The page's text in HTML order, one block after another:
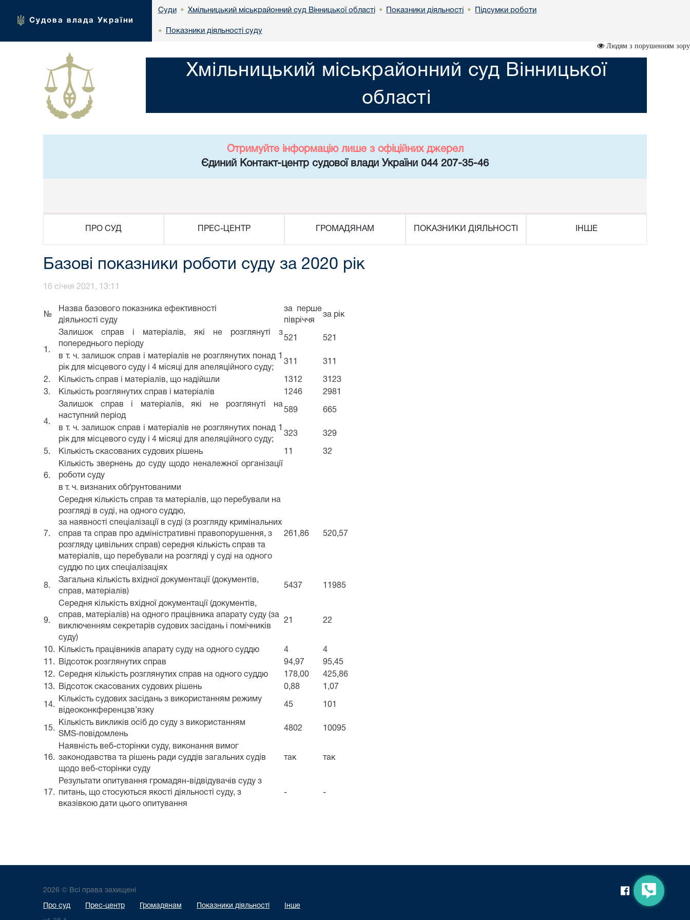
Судова влада України
Суди • Хмільницький міськрайонний суд Вінницької області • Показники діяльності • Підсумки роботи
• Показники діяльності суду
Людям з порушенням зору
Хмільницький міськрайонний суд Вінницької
області
Отримуйте інформацію лише з офіційних джерел
Єдиний Контакт-центр судової влади України 044 207-35-46
ПРО СУД ПРЕС-ЦЕНТР ГРОМАДЯНАМ ПОКАЗНИКИ ДІЯЛЬНОСТІ ІНШЕ
Базові показники роботи суду за 2020 рік
16 січня 2021, 13:11
№
Назва базового показника ефективності
діяльності суду
за перше
півріччя
за рік
1.
Залишок справ і матеріалів, які не розглянуті з
попереднього періоду
521 521
в т. ч. залишок справ і матеріалів не розглянутих понад 1
рік для місцевого суду і 4 місяці для апеляційного суду;
311 311
2. Кількість справ і матеріалів, що надійшли 1312
3123
3.
Кількість розглянутих справ і матеріалів 1246 2981
4.
Залишок справ і матеріалів, які не розглянуті на
наступний період
589 665
в т. ч. залишок справ і матеріалів не розглянутих понад 1
рік для місцевого суду і 4 місяці для апеляційного суду;
323 329
5. Кількість скасованих судових рішень 11 32
6.
Кількість звернень до суду щодо неналежної організації
роботи суду
в т. ч. визнаних обґрунтованими
7.
Середня кількість справ та матеріалів, що перебували на
розгляді в суді, на одного суддю,
за наявності спеціалізації в суді (з розгляду кримінальних
справ та справ про адміністративні правопорушення, з
розгляду цивільних справ) середня кількість справ та
матеріалів, що перебували на розгляді у суді на одного
суддю по цих спеціалізаціях
261,86 520,57
8.
Загальна кількість вхідної документації (документів,
справ, матеріалів)
5437 11985
9.
Середня кількість вхідної документації (документів,
справ, матеріалів) на одного працівника апарату суду (за
виключенням секретарів судових засідань і помічників
суду)
21 22
10. Кількість працівників апарату суду на одного суддю 4
4
11.
Відсоток розглянутих справ 94,97
95,45
12. Середня кількість розглянутих справ на одного суддю 178,00
425,86
13.
Відсоток скасованих судових рішень 0,88 1,07
14.
Кількість судових засідань з використанням режиму
відеоконкференцзв’язку
45 101
15.
Кількість викликів осіб до суду з використанням
SMS-повідомлень
4802 10095
16.
Наявність веб-сторінки суду, виконання вимог
законодавства та рішень ради суддів загальних судів
щодо веб-сторінки суду
так так
17.
Результати опитування громадян-відвідувачів суду з
питань, що стосуються якості діяльності суду, з
вказівкою дати цього опитування
- -
2026 © Всі права захищені
Про суд Прес-центр Громадянам Показники діяльності Інше